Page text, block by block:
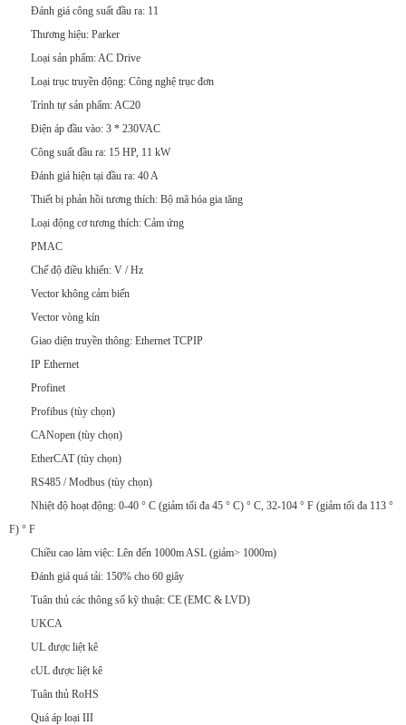
Đánh giá công suất đầu ra: 11
Thương hiệu: Parker
Loại sản phẩm: AC Drive
Loại trục truyền động: Công nghệ trục đơn
Trình tự sản phẩm: AC20
Điện áp đầu vào: 3 * 230VAC
Công suất đầu ra: 15 HP, 11 kW
Đánh giá hiện tại đầu ra: 40 A
Thiết bị phản hồi tương thích: Bộ mã hóa gia tăng
Loại động cơ tương thích: Cảm ứng
PMAC
Chế độ điều khiển: V / Hz
Vector không cảm biến
Vector vòng kín
Giao diện truyền thông: Ethernet TCPIP
IP Ethernet
Profinet
Profibus (tùy chọn)
CANopen (tùy chọn)
EtherCAT (tùy chọn)
RS485 / Modbus (tùy chọn)
Nhiệt độ hoạt động: 0-40 ° C (giảm tối đa 45 ° C) ° C, 32-104 ° F (giảm tối đa 113 °
F) ° F
Chiều cao làm việc: Lên đến 1000m ASL (giảm> 1000m)
Đánh giá quá tải: 150% cho 60 giây
Tuân thủ các thông số kỹ thuật: CE (EMC & LVD)
UKCA
UL được liệt kê
cUL được liệt kê
Tuân thủ RoHS
Quá áp loại III